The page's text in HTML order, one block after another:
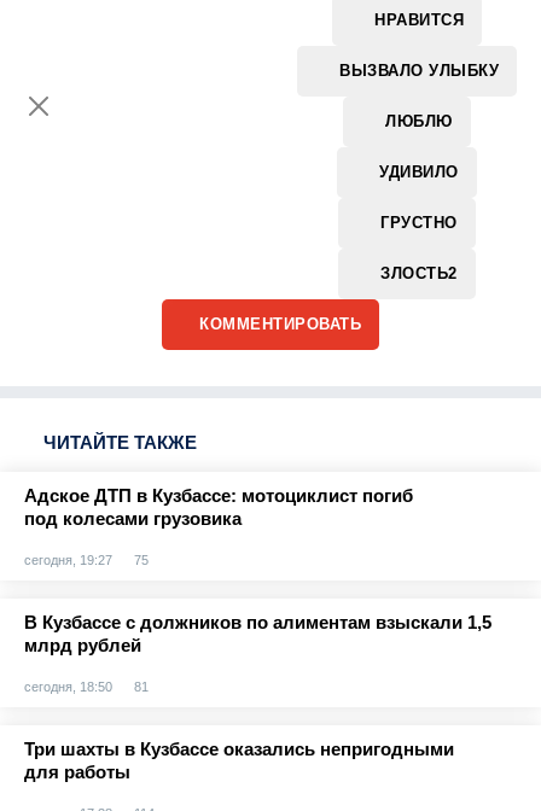
НРАВИТСЯ
ВЫЗВАЛО УЛЫБКУ
ЛЮБЛЮ
УДИВИЛО
ГРУСТНО
ЗЛОСТЬ2
КОММЕНТИРОВАТЬ
ЧИТАЙТЕ ТАКЖЕ
Адское ДТП в Кузбассе: мотоциклист погиб
под колесами грузовика
сегодня, 19:27 75
В Кузбассе с должников по алиментам взыскали 1,5
млрд рублей
сегодня, 18:50 81
Три шахты в Кузбассе оказались непригодными
для работы